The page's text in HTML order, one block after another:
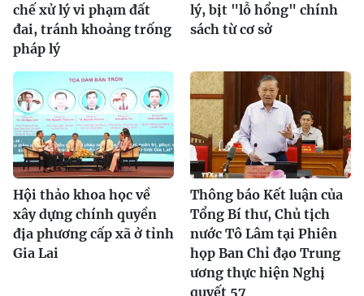
chế xử lý vi phạm đất
đai, tránh khoảng trống
pháp lý
lý, bịt "lỗ hổng" chính
sách từ cơ sở
Hội thảo khoa học về
xây dựng chính quyền
địa phương cấp xã ở tỉnh
Gia Lai
Thông báo Kết luận của
Tổng Bí thư, Chủ tịch
nước Tô Lâm tại Phiên
họp Ban Chỉ đạo Trung
ương thực hiện Nghị
quyết 57